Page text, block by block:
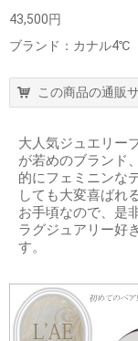
43,500円
ブランド：カナル4℃
この商品の通販
大人気ジュエリー
が若めのブランド
的にフェミニンな
しても大変喜ばれ
お手頃なので、是
ラグジュアリー好
す。